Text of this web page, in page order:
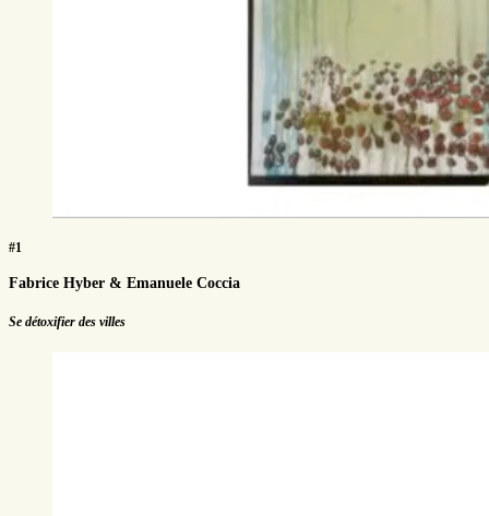
#1
Fabrice Hyber & Emanuele Coccia
Se détoxifier des villes